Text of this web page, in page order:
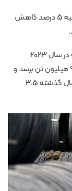
انجمن مذکور اعلام کرده که تقاضای فولاد در روسیه 5 درصد کاهش
انجمن جهانی فولاد همچنین پیش‌بینی کرده که در سال 2023
تقاضای فولاد در چین 2 درصد بالا رفته و به 939.3 میلیون تن برسد و
این در حالی است که تقاضای فولاد این کشور در سال گذشته 3.5